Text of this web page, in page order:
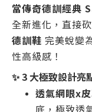
當傳奇德訓經典
全新進化，直接
德訓鞋 完美蛻變
性高級感！
✨ 3 大極致設計亮
透氣網眼x
底，極致透